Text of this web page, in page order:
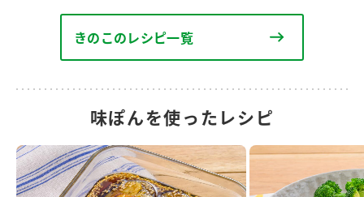
きのこのレシピ一覧
味ぽんを使ったレシピ